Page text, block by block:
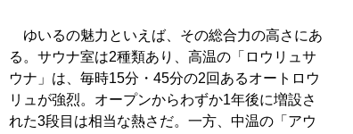
ゆいるの魅力といえば、その総合力の高さにあ
る。サウナ室は2種類あり、高温の「ロウリュサ
ウナ」は、毎時15分・45分の2回あるオートロウ
リュが強烈。オープンからわずか1年後に増設さ
れた3段目は相当な熱さだ。一方、中温の「アウ